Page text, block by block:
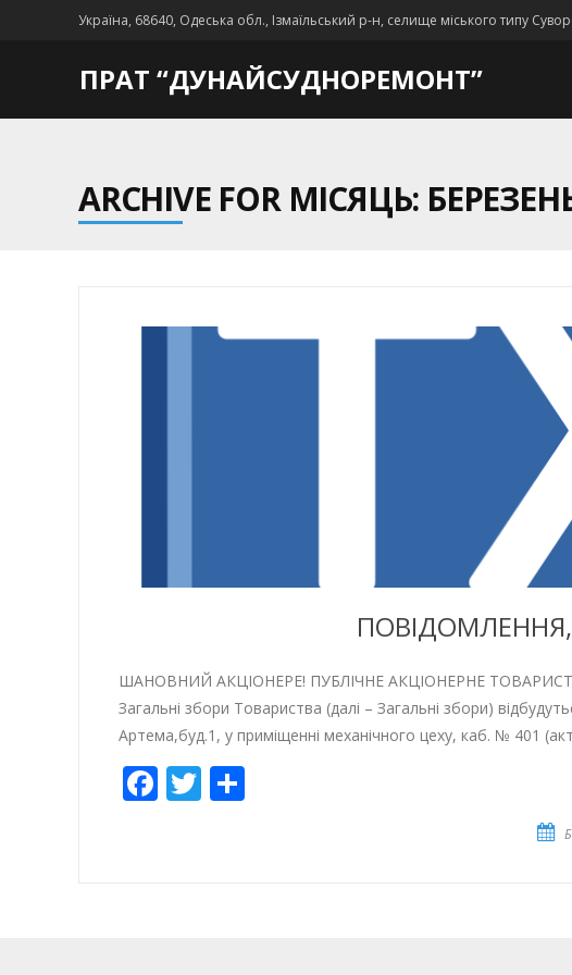
Україна, 68640, Одеська обл., Ізмаїльський р-н, селище міського типу
ПРАТ “ДУНАЙСУДНОРЕМОНТ”
ARCHIVE FOR МІСЯЦЬ:
ПОВІДОМЛЕННЯ,
ШАНОВНИЙ АКЦІОНЕРЕ! ПУБЛІЧНЕ АКЦІОНЕРНЕ
Загальні збори Товариства (далі – Загальні збори)
Артема,буд.1, у приміщенні механічного цеху, каб. № 401
Facebook
Twitter
Share